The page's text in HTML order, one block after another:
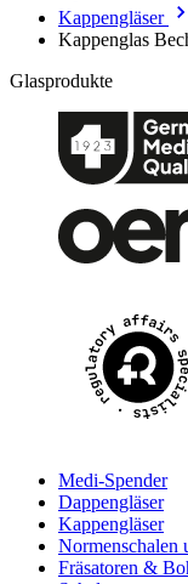
Kappengläser
Kappenglas
Glasprodukte
Medi-Spender
Dappengläser
Kappengläser
Normenschalen
Fräsatoren &